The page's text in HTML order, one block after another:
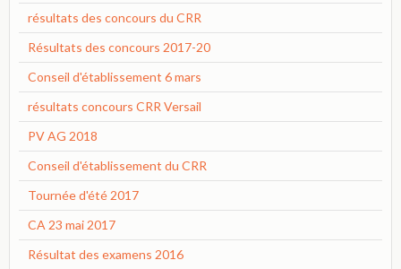
résultats des concours du CRR
Résultats des concours 2017-20
Conseil d'établissement 6 mars
résultats concours CRR Versail
PV AG 2018
Conseil d'établissement du CRR
Tournée d'été 2017
CA 23 mai 2017
Résultat des examens 2016